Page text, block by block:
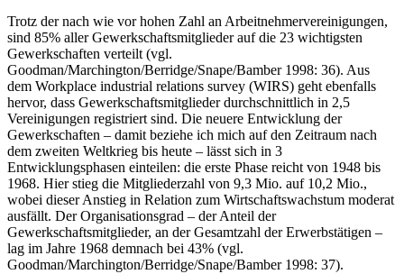
Trotz der nach wie vor hohen Zahl an Arbeitnehmervereinigungen,
sind 85% aller Gewerkschaftsmitglieder auf die 23 wichtigsten
Gewerkschaften verteilt (vgl.
Goodman/Marchington/Berridge/Snape/Bamber 1998: 36). Aus
dem Workplace industrial relations survey (WIRS) geht ebenfalls
hervor, dass Gewerkschaftsmitglieder durchschnittlich in 2,5
Vereinigungen registriert sind. Die neuere Entwicklung der
Gewerkschaften – damit beziehe ich mich auf den Zeitraum nach
dem zweiten Weltkrieg bis heute – lässt sich in 3
Entwicklungsphasen einteilen: die erste Phase reicht von 1948 bis
1968. Hier stieg die Mitgliederzahl von 9,3 Mio. auf 10,2 Mio.,
wobei dieser Anstieg in Relation zum Wirtschaftswachstum moderat
ausfällt. Der Organisationsgrad – der Anteil der
Gewerkschaftsmitglieder, an der Gesamtzahl der Erwerbstätigen –
lag im Jahre 1968 demnach bei 43% (vgl.
Goodman/Marchington/Berridge/Snape/Bamber 1998: 37).